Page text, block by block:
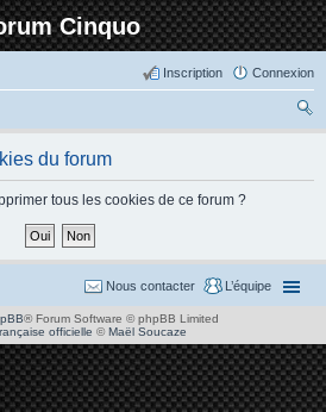
Cinquo
Connexion
Inscription
du forum
tous les cookies de ce forum ?
L’équipe
Nous contacter
® Forum Software © phpBB Limited
officielle ©Maël Soucaze